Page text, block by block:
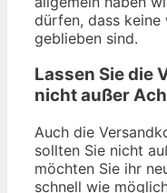
dürfen, dass
geblieben sind.
Lassen Sie die
nicht außer
Auch die
sollten Sie nicht
möchten Sie ihr
schnell wie